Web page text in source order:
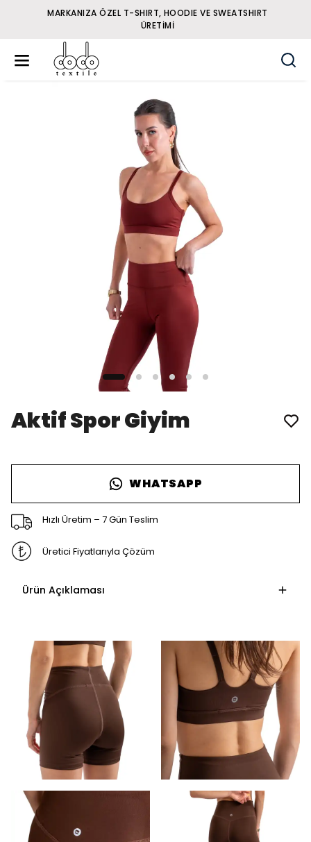
MARKANIZA ÖZEL T-SHIRT, HOODIE VE SWEATSHIRT
ÜRETIMI
Aktif Spor Giyim
WHATSAPP
Hızlı Üretim – 7 Gün Teslim
Üretici Fiyatlarıyla Çözüm
Ürün Açıklaması